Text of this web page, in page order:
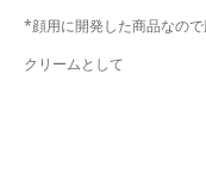
*顔用に開発した商品なの
クリームとして